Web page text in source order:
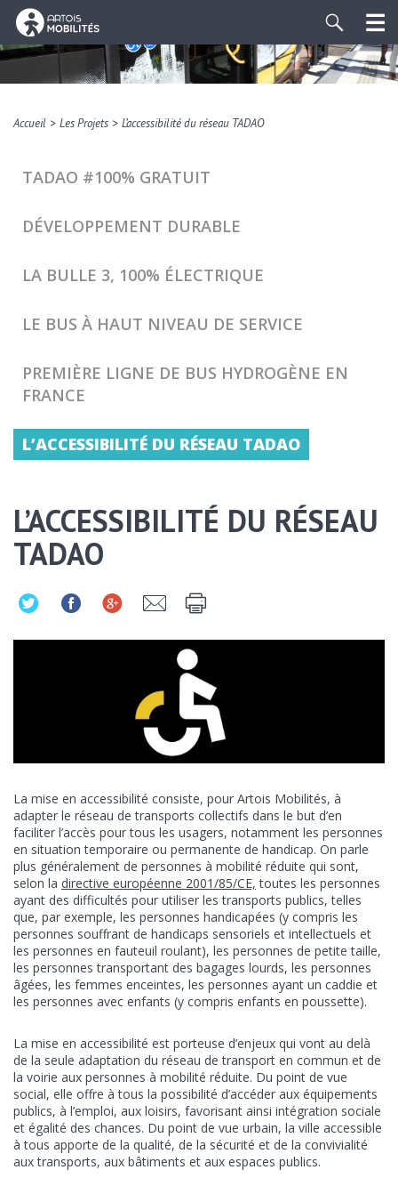
Accueil > Les Projets > L’accessibilité du réseau TADAO
TADAO #100% GRATUIT
DÉVELOPPEMENT DURABLE
LA BULLE 3, 100% ÉLECTRIQUE
LE BUS À HAUT NIVEAU DE SERVICE
PREMIÈRE LIGNE DE BUS HYDROGÈNE EN
FRANCE
L’ACCESSIBILITÉ DU RÉSEAU TADAO
L’ACCESSIBILITÉ DU RÉSEAU
TADAO
La mise en accessibilité consiste, pour Artois Mobilités, à
adapter le réseau de transports collectifs dans le but d’en
faciliter l’accès pour tous les usagers, notamment les personnes
en situation temporaire ou permanente de handicap. On parle
plus généralement de personnes à mobilité réduite qui sont,
selon la directive européenne 2001/85/CE, toutes les personnes
ayant des difficultés pour utiliser les transports publics, telles
que, par exemple, les personnes handicapées (y compris les
personnes souffrant de handicaps sensoriels et intellectuels et
les personnes en fauteuil roulant), les personnes de petite taille,
les personnes transportant des bagages lourds, les personnes
âgées, les femmes enceintes, les personnes ayant un caddie et
les personnes avec enfants (y compris enfants en poussette).
La mise en accessibilité est porteuse d’enjeux qui vont au delà
de la seule adaptation du réseau de transport en commun et de
la voirie aux personnes à mobilité réduite. Du point de vue
social, elle offre à tous la possibilité d’accéder aux équipements
publics, à l’emploi, aux loisirs, favorisant ainsi intégration sociale
et égalité des chances. Du point de vue urbain, la ville accessible
à tous apporte de la qualité, de la sécurité et de la convivialité
aux transports, aux bâtiments et aux espaces publics.